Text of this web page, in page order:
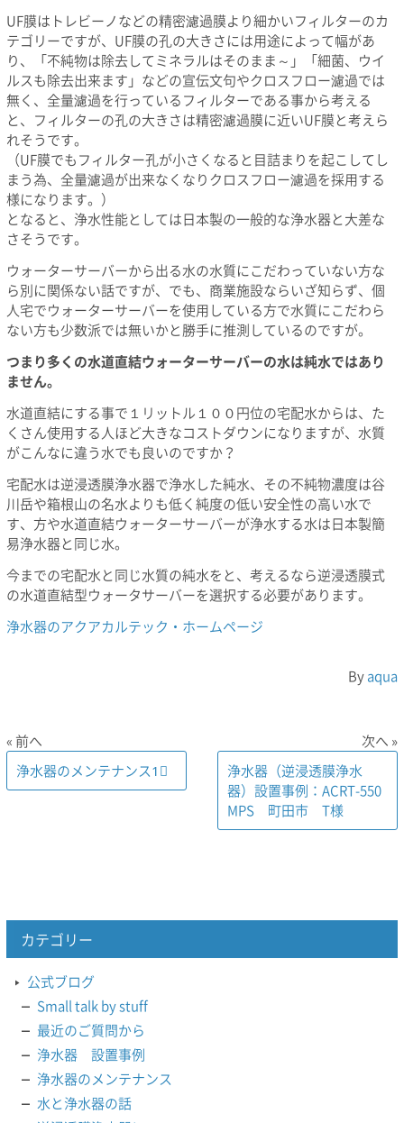
UF膜はトレビーノなどの精密濾過膜より細かいフィルターのカ
テゴリーですが、UF膜の孔の大きさには用途によって幅があ
り、「不純物は除去してミネラルはそのまま～」「細菌、ウイ
ルスも除去出来ます」などの宣伝文句やクロスフロー濾過では
無く、全量濾過を行っているフィルターである事から考える
と、フィルターの孔の大きさは精密濾過膜に近いUF膜と考えら
れそうです。
（UF膜でもフィルター孔が小さくなると目詰まりを起こしてし
まう為、全量濾過が出来なくなりクロスフロー濾過を採用する
様になります。）
となると、浄水性能としては日本製の一般的な浄水器と大差な
さそうです。
ウォーターサーバーから出る水の水質にこだわっていない方な
ら別に関係ない話ですが、でも、商業施設ならいざ知らず、個
人宅でウォーターサーバーを使用している方で水質にこだわら
ない方も少数派では無いかと勝手に推測しているのですが。
つまり多くの水道直結ウォーターサーバーの水は純水ではあり
ません。
水道直結にする事で１リットル１００円位の宅配水からは、た
くさん使用する人ほど大きなコストダウンになりますが、水質
がこんなに違う水でも良いのですか？
宅配水は逆浸透膜浄水器で浄水した純水、その不純物濃度は谷
川岳や箱根山の名水よりも低く純度の低い安全性の高い水で
す、方や水道直結ウォーターサーバーが浄水する水は日本製簡
易浄水器と同じ水。
今までの宅配水と同じ水質の純水をと、考えるなら逆浸透膜式
の水道直結型ウォータサーバーを選択する必要があります。
浄水器のアクアカルテック・ホームページ
Byaqua
« 前へ
浄水器のメンテナンス1⃣
次へ »
浄水器（逆浸透膜浄水
器）設置事例：ACRT-550
MPS 町田市 T様
カテゴリー
公式ブログ
Small talk by stuff
最近のご質問から
浄水器 設置事例
浄水器のメンテナンス
水と浄水器の話